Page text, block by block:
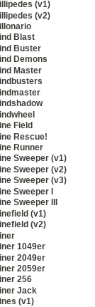
(v1)
(v2)
Blast
Buster
Demons
Master
Field
Rescue!
Runner
Sweeper (v1)
Sweeper (v2)
Sweeper (v3)
Sweeper I
Sweeper III
(v1)
(v2)
1049er
2049er
2059er
256
Jack
(v1)